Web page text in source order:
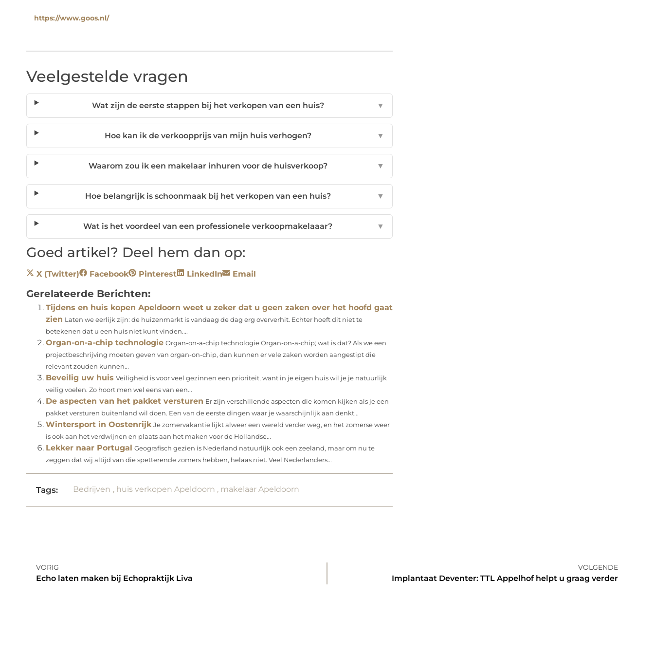
https://www.goos.nl/
Veelgestelde vragen
Wat zijn de eerste stappen bij het verkopen van een huis? ▼
Hoe kan ik de verkoopprijs van mijn huis verhogen? ▼
Waarom zou ik een makelaar inhuren voor de huisverkoop? ▼
Hoe belangrijk is schoonmaak bij het verkopen van een huis? ▼
Wat is het voordeel van een professionele verkoopmakelaaar? ▼
Goed artikel? Deel hem dan op:
X (Twitter) Facebook Pinterest LinkedIn Email
Gerelateerde Berichten:
Tijdens en huis kopen Apeldoorn weet u zeker dat u geen zaken over het hoofd gaat
zien Laten we eerlijk zijn: de huizenmarkt is vandaag de dag erg oververhit. Echter hoeft dit niet te
betekenen dat u een huis niet kunt vinden....
Organ-on-a-chip technologie Organ-on-a-chip technologie Organ-on-a-chip; wat is dat? Als we een
projectbeschrijving moeten geven van organ-on-chip, dan kunnen er vele zaken worden aangestipt die
relevant zouden kunnen...
Beveilig uw huis Veiligheid is voor veel gezinnen een prioriteit, want in je eigen huis wil je je natuurlijk
veilig voelen. Zo hoort men wel eens van een...
De aspecten van het pakket versturen Er zijn verschillende aspecten die komen kijken als je een
pakket versturen buitenland wil doen. Een van de eerste dingen waar je waarschijnlijk aan denkt...
Wintersport in Oostenrijk Je zomervakantie lijkt alweer een wereld verder weg, en het zomerse weer
is ook aan het verdwijnen en plaats aan het maken voor de Hollandse...
Lekker naar Portugal
Geografisch gezien is Nederland natuurlijk ook een zeeland, maar om nu te
zeggen dat wij altijd van die spetterende zomers hebben, helaas niet. Veel Nederlanders...
Tags: Bedrijven , huis verkopen Apeldoorn , makelaar Apeldoorn
VORIG
Echo laten maken bij Echopraktijk Liva
VOLGENDE
Implantaat Deventer: TTL Appelhof helpt u graag verder